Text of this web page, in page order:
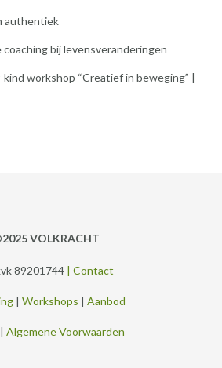
authentiek
bij levensveranderingen
workshop “Creatief in beweging” |
VOLKRACHT
89201744 | Contact
| Workshops | Aanbod
Algemene Voorwaarden